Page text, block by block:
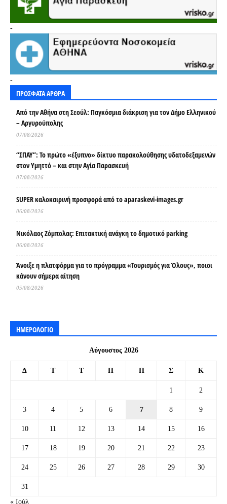
-
-
ΠΡΟΣΦΑΤΑ ΑΡΘΡΑ
Από την Αθήνα στη Σεούλ: Παγκόσμια διάκριση για τον Δήμο Ελληνικού
– Αργυρούπολης
07/08/2026
“ΣΠΑΥ”: Το πρώτο «έξυπνο» δίκτυο παρακολούθησης υδατοδεξαμενών
στον Υμηττό – και στην Αγία Παρασκευή
07/08/2026
SUPER καλοκαιρινή προσφορά από το aparaskevi-images.gr
06/08/2026
Νικόλαος Ζόμπολας: Επιτακτική ανάγκη το δημοτικό parking
06/08/2026
Άνοιξε η πλατφόρμα για το πρόγραμμα «Τουρισμός για Όλους», ποιοι
κάνουν σήμερα αίτηση
05/08/2026
ΗΜΕΡΟΛΟΓΙΟ
Αύγουστος 2026
Δ Τ Τ Π Π Σ Κ
1 2
3 4 5 6 7 8 9
10 11 12 13 14 15 16
17 18 19 20 21 22 23
24 25 26 27 28 29 30
31
« Ιούλ